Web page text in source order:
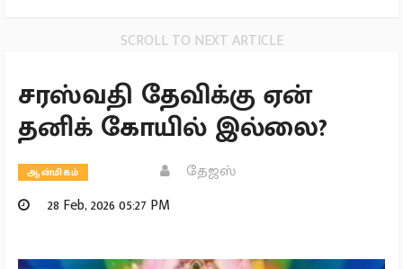
SCROLL TO NEXT ARTICLE
சரஸ்வதி தேவிக்கு ஏன்
தனிக் கோயில் இல்லை?
ஆன்மிகம்
தேஜஸ்
28 Feb, 2026 05:27 PM